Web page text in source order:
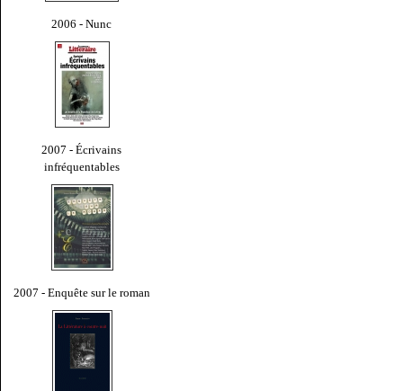
2006 - Nunc
2007 - Écrivains
infréquentables
2007 - Enquête sur le roman